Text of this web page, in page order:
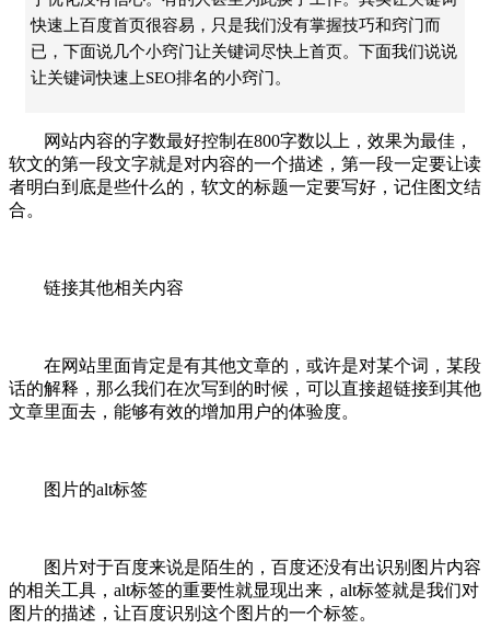
快速上百度首页很容易，只是我们没有掌握技巧和窍门而
已，下面说几个小窍门让关键词尽快上首页。下面我们说说
让关键词快速上SEO排名的小窍门。
网站内容的字数最好控制在800字数以上，效果为最佳，
软文的第一段文字就是对内容的一个描述，第一段一定要让读
者明白到底是些什么的，软文的标题一定要写好，记住图文结
合。
链接其他相关内容
在网站里面肯定是有其他文章的，或许是对某个词，某段
话的解释，那么我们在次写到的时候，可以直接超链接到其他
文章里面去，能够有效的增加用户的体验度。
图片的alt标签
图片对于百度来说是陌生的，百度还没有出识别图片内容
的相关工具，alt标签的重要性就显现出来，alt标签就是我们对
图片的描述，让百度识别这个图片的一个标签。